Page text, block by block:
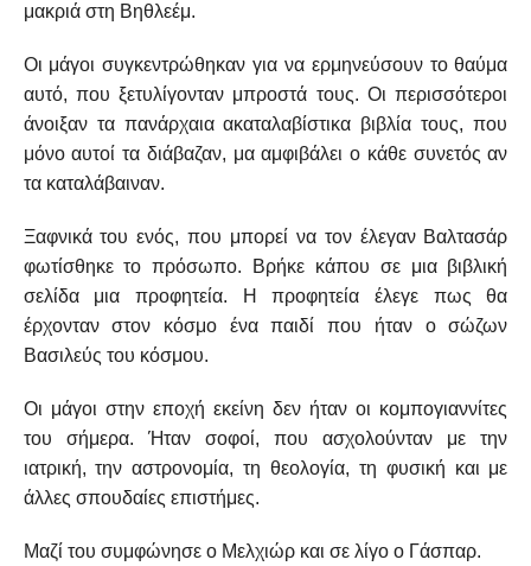
μακριά στη Βηθλεέμ.
Οι μάγοι συγκεντρώθηκαν για να ερμηνεύσουν το θαύμα
αυτό, που ξετυλίγονταν μπροστά τους. Οι περισσότεροι
άνοιξαν τα πανάρχαια ακαταλαβίστικα βιβλία τους, που
μόνο αυτοί τα διάβαζαν, μα αμφιβάλει ο κάθε συνετός αν
τα καταλάβαιναν.
Ξαφνικά του ενός, που μπορεί να τον έλεγαν Βαλτασάρ
φωτίσθηκε το πρόσωπο. Βρήκε κάπου σε μια βιβλική
σελίδα μια προφητεία. Η προφητεία έλεγε πως θα
έρχονταν στον κόσμο ένα παιδί που ήταν ο σώζων
Βασιλεύς του κόσμου.
Οι μάγοι στην εποχή εκείνη δεν ήταν οι κομπογιαννίτες
του σήμερα. Ήταν σοφοί, που ασχολούνταν με την
ιατρική, την αστρονομία, τη θεολογία, τη φυσική και με
άλλες σπουδαίες επιστήμες.
Μαζί του συμφώνησε ο Μελχιώρ και σε λίγο ο Γάσπαρ.